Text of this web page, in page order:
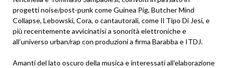
progetti noise/post-punk come Guinea Pig, Butcher Mind
Collapse, Lebowski, Cora, o cantautorali, come Il Tipo Di Jesi, e
più recentemente avvicinatisi a sonorità elettroniche e
all’universo urban/rap con produzioni a firma Barabba e ITDJ.
Amanti del lato oscuro della musica e interessati all’elaborazione